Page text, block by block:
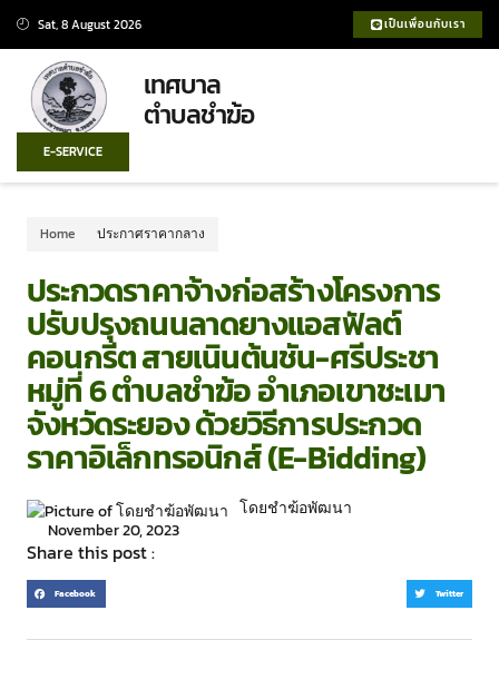
Sat, 8 August 2026 เป็นเพื่อนกับเรา
เทศบาล
ตำบลชำฆ้อ
E-SERVICE
Home ประกาศราคากลาง
ประกวดราคาจ้างก่อสร้างโครงการ
ปรับปรุงถนนลาดยางแอสฟัลต์
คอนกรีต สายเนินต้นชัน-ศรีประชา
หมู่ที่ 6 ตำบลชำฆ้อ อำเภอเขาชะเมา
จังหวัดระยอง ด้วยวิธีการประกวด
ราคาอิเล็กทรอนิกส์ (e-Bidding)
โดยชำฆ้อพัฒนา
November 20, 2023
Share this post :
Facebook Twitter